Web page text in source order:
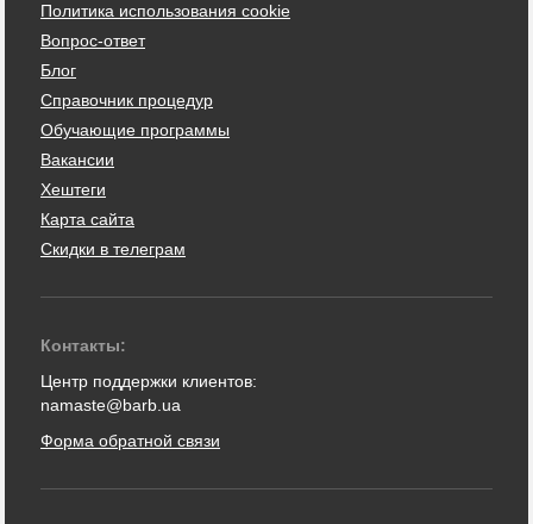
Политика использования cookie
Вопрос-ответ
Блог
Справочник процедур
Обучающие программы
Вакансии
Хештеги
Карта сайта
Скидки в телеграм
Контакты:
Центр поддержки клиентов:
namaste@barb.ua
Форма обратной связи